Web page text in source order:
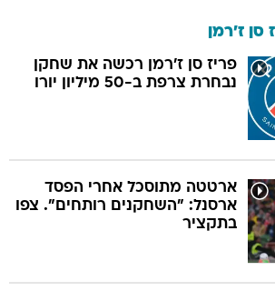
סן ז'רמן
פריז סן ז'רמן רכשה את שחקן
נבחרת צרפת ב-50 מיליון יורו
ארטטה מתוסכל אחרי הפסד
ארסנל: "השחקנים רותחים". צפו
בתקציר